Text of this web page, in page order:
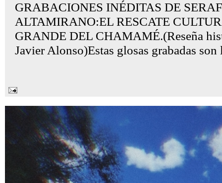
GRABACIONES INÉDITAS DE
ALTAMIRANO:EL RESCATE
GRANDE DEL CHAMAMÉ.(Reseña
Javier Alonso)Estas glosas grabadas